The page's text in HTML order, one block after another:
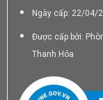
Ngày cấp: 22/04/
Được cấp bởi:
Thanh Hóa